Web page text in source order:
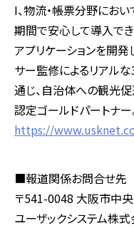
I、物流・帳票分野におい
期間で安心して導入で
アプリケーションを開発
サー監修によるリアル
通じ、自治体への観光促
認定ゴールドパートナー
https://
■報道関係お問合せ先
〒541-0048 大阪市中
ユーザックシステム株